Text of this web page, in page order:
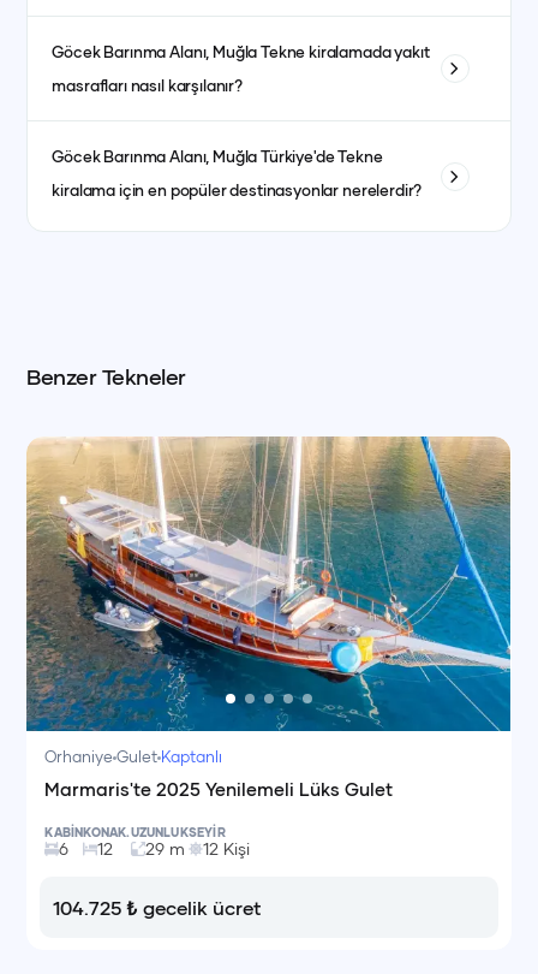
atıştırmalıklar) ise fiyata dahil olmayıp misafirlerin tercihine
göre ayrıca planlanır.
bulunmaktadır. Kaptansız kiralama için yeterli denizcilik
tecrübesine sahip olmanız gerekmektedir.
Göcek Barınma Alanı, MuğlaTekne kiralamada yakıt
masrafları nasıl karşılanır?
teknelerde fiyat ayrı olabilmektedir. her teknenin ilan detay
kısmında görebilirsiniz.
Göcek Barınma Alanı, MuğlaTürkiye'de Tekne
kiralama için en popüler destinasyonlar nerelerdir?
Benzer Tekneler
OrhaniyeGulet Kaptanlı
Marmaris'te 2025 Yenilemeli Lüks Gulet
KABİN
6
KONAK.
12
UZUNLUK
29 m
SEYİR
12 Kişi
104.725 ₺ gecelik ücret